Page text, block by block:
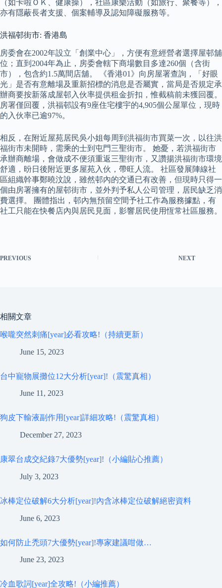
（如卡啦ＯＫ、健康操），社區康樂活動（如旅行、聚餐等），
亦有隱蔽長者支援、個案輔導及認知障礙服務等。
洪福邨街市: 香港島
房委會在2002年設立「創業中心」，方便有意經營者選擇屋邨舖
位；直到2004年為止，房委會轄下商場數目多達260個（含街
市），包含約1.5萬間店舖。 《香港01》向房屋署查詢，「好眼
光」是否有意離場及重新招標的消息是否屬實，當局是否規定承
辦商要按新落成屋邨入伙率提供租金折扣，惟截稿前未獲回覆。
房署僅回覆，洪福邨設有9座住宅樓宇的4,905個公屋單位，現時
的入伙率已逾97%。
相反，在附近屋苑居民吳小姐每周到洪福街市買菜一次，以往洪
福街市未開時，需乘的士到屯門三聖街市。 她憂，若洪福街市
承辦商離場，會做成不便須重返三聖街市，又讚揚洪福街市環境
舒適，昐日後附近更多屋苑入伙，帶旺人流。 社區發展陣線社
區組織幹事鄭曉汶說，雖然邨內的交通已有改善，但現時只得一
個由房署擁有的屋邨街市，並外判予私人公司管理，居民缺乏消
費選擇。 團體指出，邨內無預留空間予社工作為服務據點，有
社工只能在快餐店內與居民見面，影響居民使用恆常社區服務。
PREVIOUS NEXT
相關文章
喉嚨突然刺痛[year]必看攻略!（持續更新）
June 15, 2023
台中寵物展攤位12大分析[year]!（震驚真相）
June 11, 2023
狗皮下輸液副作用[year]詳細攻略!（震驚真相）
December 27, 2023
康翠台成交紀錄7大優勢[year]!（小編貼心推薦）
July 3, 2023
冰棒定位破解6大分析[year]!內含冰棒定位破解絕密資料
June 6, 2023
如何防止禿頭7大優勢[year]!專家建議咁做…
June 23, 2023
冷血歌詞[year]全攻略!（小編推薦）